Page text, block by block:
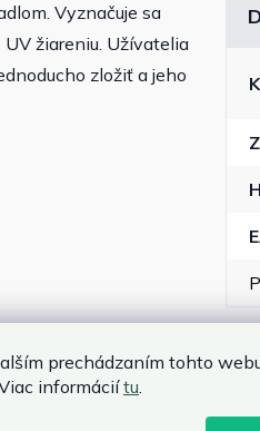
prechádzaním tohto
informáciítu.
Vyznačuje sa
žiareniu. Užívatelia
zložiť a jeho